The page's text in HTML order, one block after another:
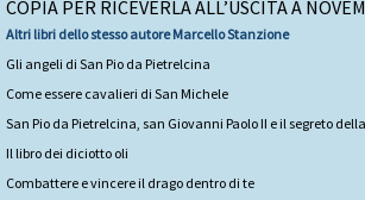
COPIA PER RICEVERLA ALL’USCITA A
Altri libri dello stesso autoreMarcello Stanzione
Gli angeli di San Pio da Pietrelcina
Come essere cavalieri di San Michele
San Pio da Pietrelcina, san Giovanni Paolo II e il segreto
Il libro dei diciotto oli
Combattere e vincere il drago dentro di te